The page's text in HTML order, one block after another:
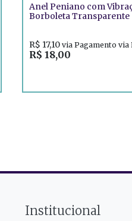
Anel Peniano com
Borboleta Transparente
R$ 18,00
R$ 17,10 via Pagamento via
Institucional